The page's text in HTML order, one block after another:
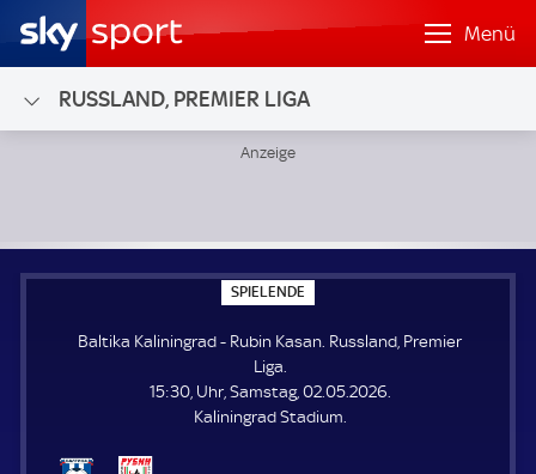
Menü
RUSSLAND, PREMIER LIGA
SPIELENDE
P
E
N
E
Baltika Kaliningrad - Rubin Kasan. Russland, Premier
Liga.
15:30, Uhr, Samstag, 02.05.2026.
Kaliningrad Stadium.